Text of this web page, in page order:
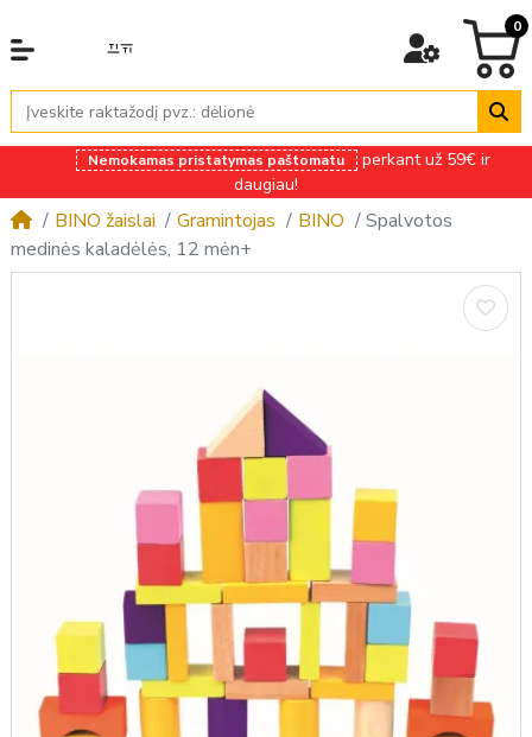
0
Nemokamas pristatymas paštomatu
perkant už 59€ ir
daugiau!
BINO žaislai Gramintojas BINO
Spalvotos
medinės kaladėlės, 12 mėn+